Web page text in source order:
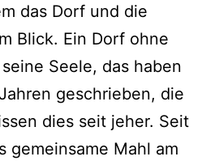
das Dorf und die
Blick. Ein Dorf ohne
Seele, das haben
geschrieben, die
dies seit jeher. Seit
gemeinsame Mahl am